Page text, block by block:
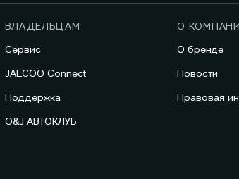
ВЛАДЕЛЬЦАМ
Сервис
JAECOO Connect
Поддержка
O&J АВТОКЛУБ
О
О бренде
Новости
Правовая